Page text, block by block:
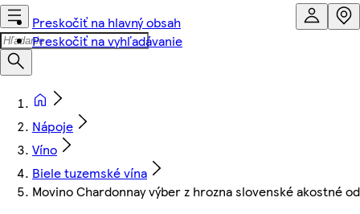
Preskočiť na hlavný obsah
Preskočiť na vyhľadávanie
Nápoje
Víno
Biele tuzemské vína
Movino Chardonnay výber z hrozna slovenské akostné